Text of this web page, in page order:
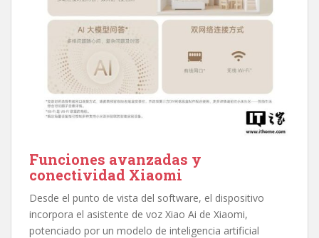
Funciones avanzadas y
conectividad Xiaomi
Desde el punto de vista del software, el dispositivo
incorpora el asistente de voz Xiao Ai de Xiaomi,
potenciado por un modelo de inteligencia artificial